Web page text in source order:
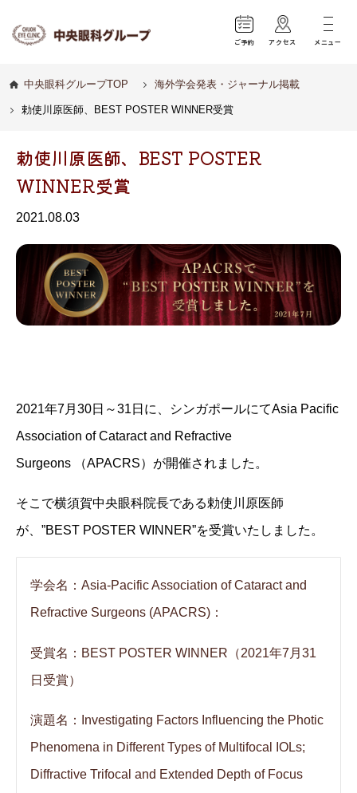
ご予約 アクセス メニュー
中央眼科グループTOP 海外学会発表・ジャーナル掲載
勅使川原医師、BEST POSTER WINNER受賞
勅使川原医師、BEST POSTER
WINNER受賞
2021.08.03
2021年7月30日～31日に、シンガポールにてAsia Pacific
Association of Cataract and Refractive
Surgeons （APACRS）が開催されました。
そこで横須賀中央眼科院長である勅使川原医師
が、”BEST POSTER WINNER”を受賞いたしました。
学会名：Asia-Pacific Association of Cataract and
Refractive Surgeons (APACRS)：
受賞名：BEST POSTER WINNER（2021年7月31
日受賞）
演題名：Investigating Factors Influencing the Photic
Phenomena in Different Types of Multifocal IOLs;
Diffractive Trifocal and Extended Depth of Focus